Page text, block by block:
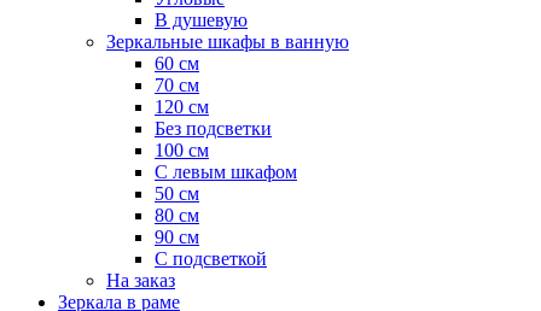
В душевую
Зеркальные шкафы в ванную
60 см
70 см
120 см
Без подсветки
100 см
С левым шкафом
50 см
80 см
90 см
С подсветкой
На заказ
Зеркала в раме